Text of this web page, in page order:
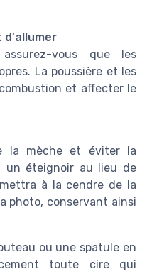
d'allumer
vous que les
La poussière et les
et affecter le
la mèche et éviter la
un éteignoir au lieu de
à la cendre de la
photo, conservant ainsi
ou une spatule en
toute cire qui